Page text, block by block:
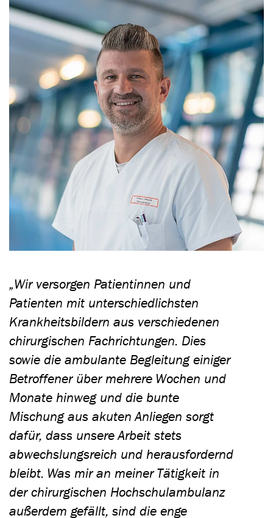
„Wir versorgen Patientinnen und
Patienten mit unterschiedlichsten
Krankheitsbildern aus verschiedenen
chirurgischen Fachrichtungen. Dies
sowie die ambulante Begleitung einiger
Betroffener über mehrere Wochen und
Monate hinweg und die bunte
Mischung aus akuten Anliegen sorgt
dafür, dass unsere Arbeit stets
abwechslungsreich und herausfordernd
bleibt. Was mir an meiner Tätigkeit in
der chirurgischen Hochschulambulanz
außerdem gefällt, sind die enge